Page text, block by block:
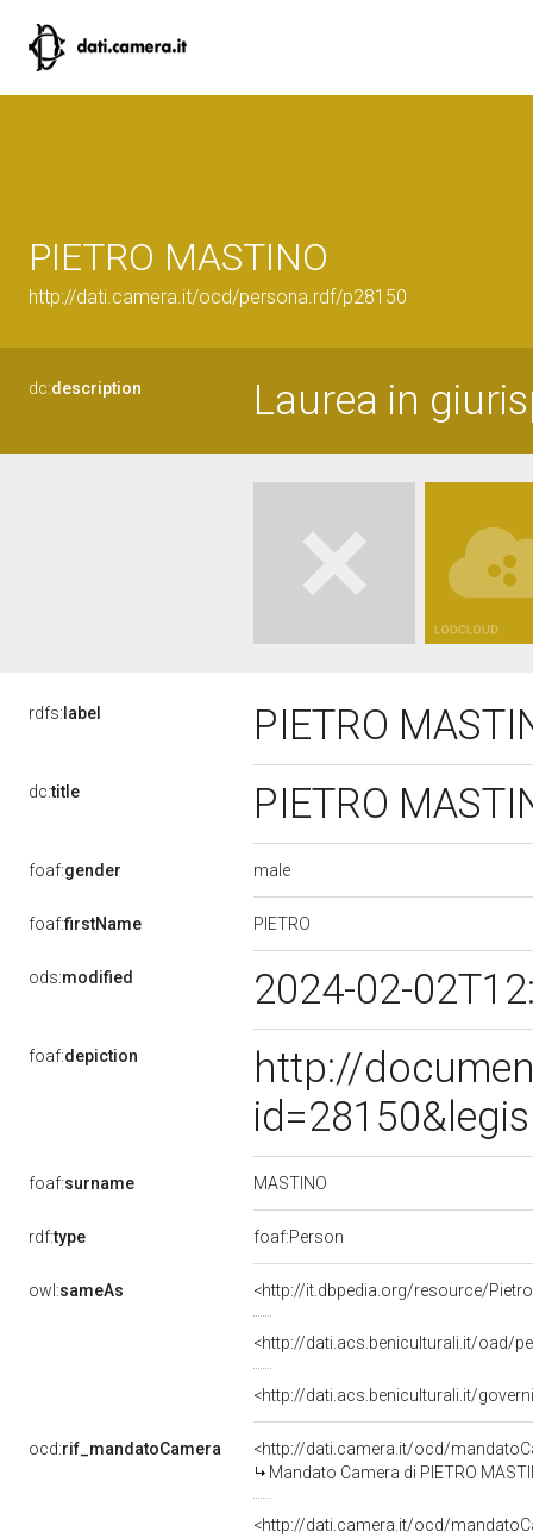
PIETRO MASTINO
http://dati.camera.it/ocd/persona.rdf/p28150
dc:description Laurea in
rdfs: label PIETRO
dc:title PIETRO
foaf:gender male
foaf:firstName PIETRO
ods:modified 2024-02-
foaf:depiction
http://
foaf:surname MASTINO
rdf:type foaf:Person
owl:sameAs <http://it.dbpedia.org/resource/
<http://dati.acs.beniculturali.it/oad/
<http://dati.acs.beniculturali.it/
ocd:rif_mandatoCamera
<http://dati.camera.it/ocd/
Mandato Camera di PIETRO
<http://dati.camera.it/ocd/